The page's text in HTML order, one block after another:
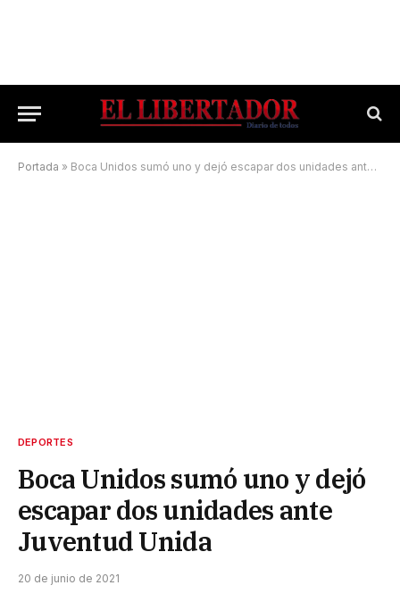
Portada » Boca Unidos sumó uno y dejó escapar dos unidades ante Juventud Unida
DEPORTES
Boca Unidos sumó uno y dejó
escapar dos unidades ante
Juventud Unida
20 de junio de 2021